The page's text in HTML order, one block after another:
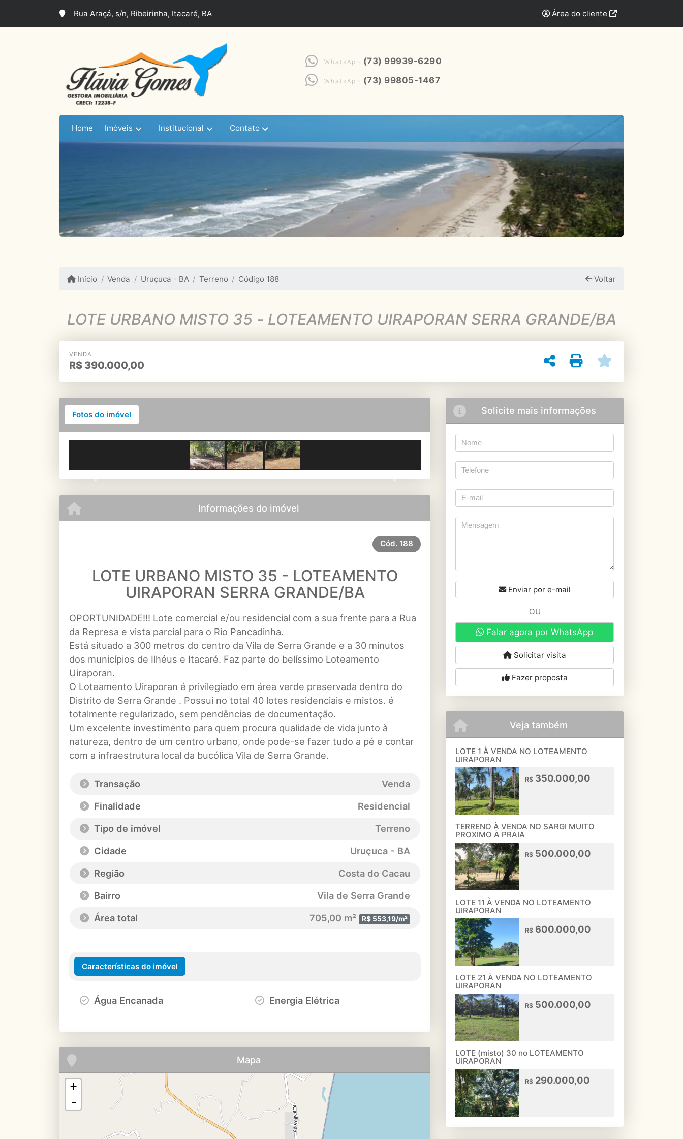
Rua Araçá, s/n, Ribeirinha, Itacaré, BA Área do cliente
WhatsApp (73) 99939-6290
WhatsApp (73) 99805-1467
Home Imóveis Institucional Contato
Início Venda Uruçuca - BA Terreno Código 188 Voltar
LOTE URBANO MISTO 35 - LOTEAMENTO UIRAPORAN SERRA GRANDE/BA
VENDA
R$ 390.000,00
Fotos do imóvel
Previous Next
Informações do imóvel
Cód. 188
LOTE URBANO MISTO 35 - LOTEAMENTO
UIRAPORAN SERRA GRANDE/BA
OPORTUNIDADE!!! Lote comercial e/ou residencial com a sua frente para a Rua
da Represa e vista parcial para o Rio Pancadinha.
Está situado a 300 metros do centro da Vila de Serra Grande e a 30 minutos
dos municípios de Ilhéus e Itacaré. Faz parte do belíssimo Loteamento
Uiraporan.
O Loteamento Uiraporan é privilegiado em área verde preservada dentro do
Distrito de Serra Grande . Possui no total 40 lotes residenciais e mistos. é
totalmente regularizado, sem pendências de documentação.
Um excelente investimento para quem procura qualidade de vida junto à
natureza, dentro de um centro urbano, onde pode-se fazer tudo a pé e contar
com a infraestrutura local da bucólica Vila de Serra Grande.
Transação
Venda
Finalidade
Residencial
Tipo de imóvel
Terreno
Cidade
Uruçuca - BA
Região
Costa do Cacau
Bairro
Vila de Serra Grande
Área total
705,00 m² R$ 553,19/m²
Características do imóvel
Água Encanada Energia Elétrica
Mapa
+
-
Solicite mais informações
Enviar por e-mail
OU
Falar agora por WhatsApp
Solicitar visita
Fazer proposta
Veja também
LOTE 1 À VENDA NO LOTEAMENTO
UIRAPORAN
R$350.000,00
TERRENO À VENDA NO SARGI MUITO
PROXIMO À PRAIA
R$500.000,00
LOTE 11 À VENDA NO LOTEAMENTO
UIRAPORAN
R$600.000,00
LOTE 21 À VENDA NO LOTEAMENTO
UIRAPORAN
R$500.000,00
LOTE (misto) 30 no LOTEAMENTO
UIRAPORAN
R$290.000,00